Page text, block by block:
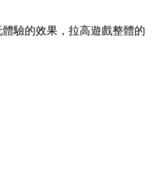
驗的效果，拉高遊戲整體的